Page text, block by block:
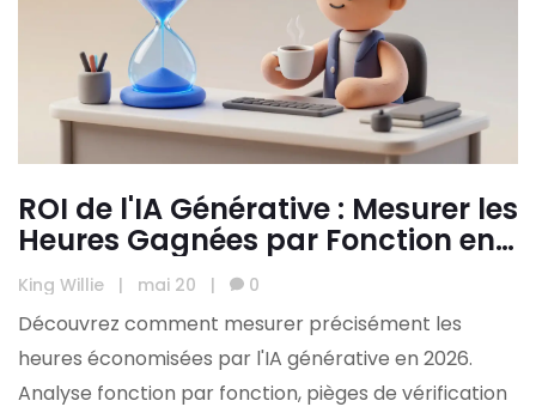
ROI de l'IA Générative : Mesurer les
Heures Gagnées par Fonction en
2026
King Willie | mai 20 | 0
Découvrez comment mesurer précisément les
heures économisées par l'IA générative en 2026.
Analyse fonction par fonction, pièges de vérification